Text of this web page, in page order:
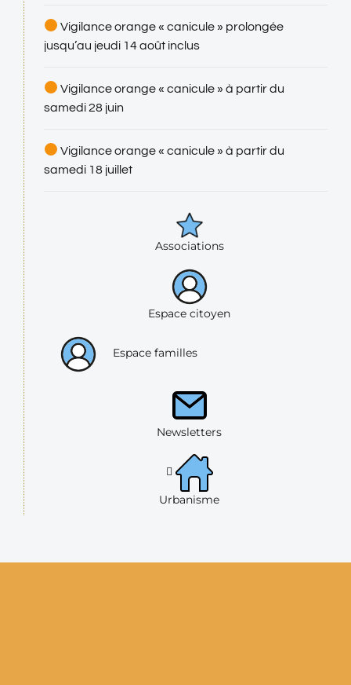
Vigilance orange « canicule » prolongée
jusqu’au jeudi 14 août inclus
Vigilance orange « canicule » à partir du
samedi 28 juin
Vigilance orange « canicule » à partir du
samedi 18 juillet
Associations
Espace citoyen
Espace familles
Newsletters
Urbanisme